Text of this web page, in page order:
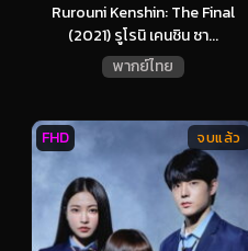
Rurouni Kenshin: The Final
(2021) รูโรนิ เคนชิน ซา...
พากย์ไทย
จบแล้ว
FHD